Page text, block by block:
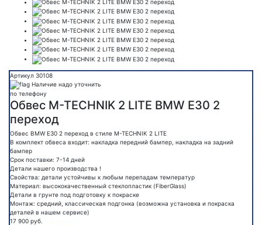
Артикул 30108
Наличие надо уточнить
по телефону
Обвес M-TECHNIK 2 LITE BMW E30 2
переход
Обвес BMW E30 2 переход в стиле M-TECHNIK 2 LITE
В комплект обвеса входит: накладка передний бампер, накладка на задний
бампер
Срок поставки: 7-14 дней
Детали нашего производства !
Свойства: детали устойчивы к любым перепадам температур
Материал: высококачественный стеклопластик (FiberGlass)
Детали в грунте под подготовку к покраске
Монтаж: средний, классическая подгонка (возможна установка и покраска
деталей в нашем сервисе)
17 900 руб.